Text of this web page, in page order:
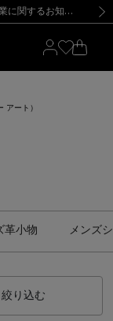
新規登録のお客様も対象！＜MY BARNEYS＞会員のお客様は11,000円（税込）以上のお買上げで常時送料無料！お買い物の際は会員登録を！
(2026.8.7) 【オンラインストア カスタマーセンター夏季休業に関するお知らせ】（2026.8.7）
【夏季休業に伴う返品・交換承り一時停止のお知らせ】（2026.8.5）
お届けについて
意事項 新規登録のお客様も対象！＜MY BARNEYS＞会員のお客様は11,000円（税込）以上のお買上げで常時送料無料！お買い物の際は会員登録を！
(2026.8.7)
アート）
革小物 メンズ
絞り込む